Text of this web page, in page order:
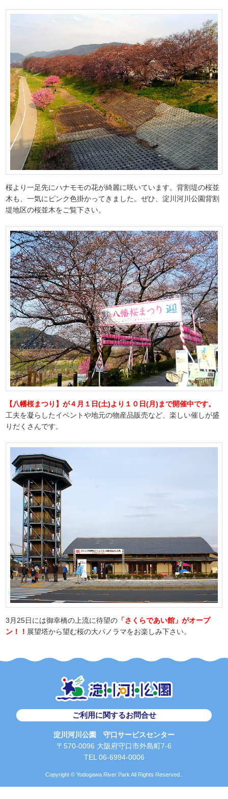
桜より一足先にハナモモの花が綺麗に咲いています。背割堤の桜並
木も、一気にピンク色掛かってきました。ぜひ、淀川河川公園背割
堤地区の桜並木をご覧下さい。
【八幡桜まつり】が４月１日(土)より１０日(月)まで開催中です。
工夫を凝らしたイベントや地元の物産品販売など、楽しい催しが盛
りだくさんです。
3月25日には御幸橋の上流に待望の 「さくらであい館」がオープ
ン！！ 展望塔から望む桜の大パノラマをお楽しみ下さい。
ご利用に関するお問合せ
淀川河川公園 守口サービスセンター
〒570-0096 大阪府守口市外島町7-6
TEL 06-6994-0006
Copyright © Yodogawa River Park All Rights Reserved..